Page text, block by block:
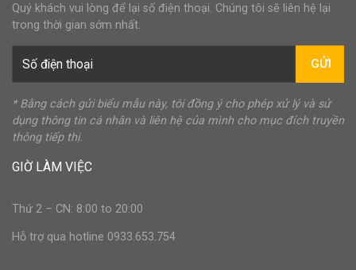
Quý khách vui lòng để lại số điện thoại. Chúng tôi sẽ liên hệ lại
trong thời gian sớm nhất.
GỬI
* Bằng cách gửi biểu mẫu này, tôi đồng ý cho phép xử lý và sử
dụng thông tin cá nhân và liên hệ của mình cho mục đích truyền
thông tiếp thị.
GIỜ LÀM VIỆC
Thứ 2 – CN: 8:00 to 20:00
Hỗ trợ qua hotline 0933.653.754